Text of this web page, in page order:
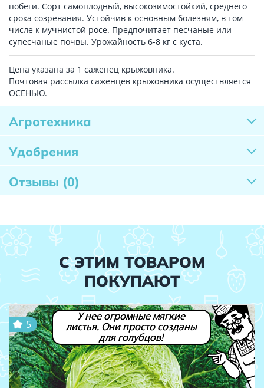
побеги. Сорт самоплодный, высокозимостойкий, среднего
срока созревания. Устойчив к основным болезням, в том
числе к мучнистой росе. Предпочитает песчаные или
супесчаные почвы. Урожайность 6-8 кг с куста.
Цена указана за 1 саженец крыжовника.
Почтовая рассылка саженцев крыжовника осуществляется
ОСЕНЬЮ.
Агротехника
Удобрения
Отзывы (0)
С ЭТИМ ТОВАРОМ
ПОКУПАЮТ
У нее огромные мягкие
листья. Они просто созданы
для голубцов!
5